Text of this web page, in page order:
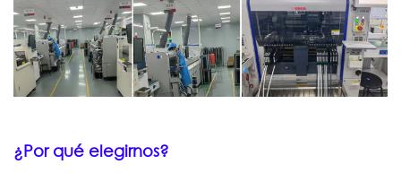
¿Por qué elegirnos?